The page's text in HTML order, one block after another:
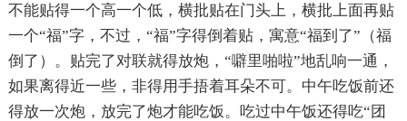
不能贴得一个高一个低，横批贴在门头上，横批上面再贴
一个“福”字，不过，“福”字得倒着贴，寓意“福到了”（福
倒了）。贴完了对联就得放炮，“噼里啪啦”地乱响一通，
如果离得近一些，非得用手捂着耳朵不可。中午吃饭前还
得放一次炮，放完了炮才能吃饭。吃过中午饭还得吃“团